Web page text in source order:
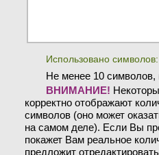
Использовано символов:
Не менее 10
ВНИМАНИЕ!
корректно отображают
символов (оно может
на самом деле). Если Вы
покажет Вам реальное
предложит